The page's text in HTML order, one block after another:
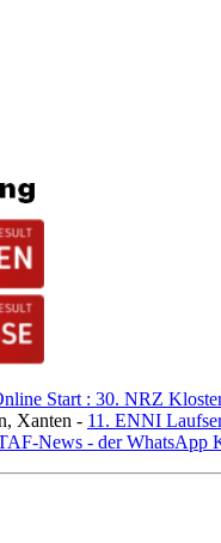
Start : 30. NRZ
Xanten - 11. ENNI
News - der WhatsApp